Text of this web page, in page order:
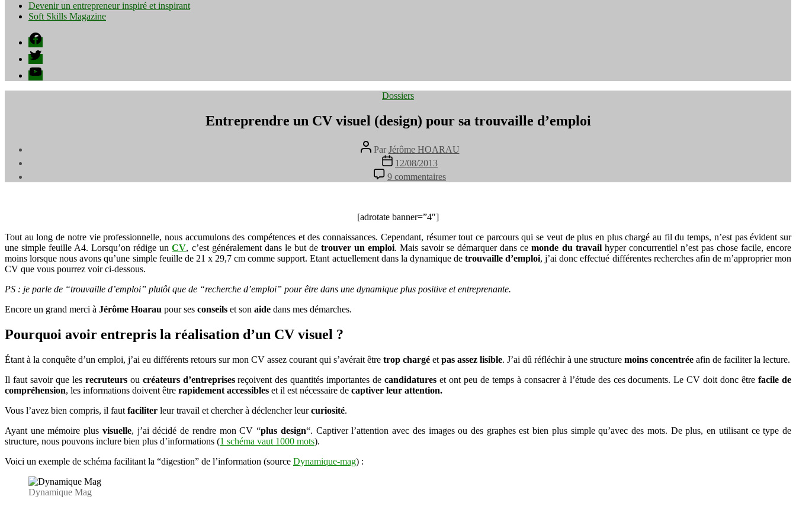
Devenir un entrepreneur inspiré et inspirant
Soft Skills Magazine
Facebook
Twitter
YouTube
Catégories
Dossiers
Entreprendre un CV visuel (design) pour sa trouvaille d’emploi
Auteur
de
l’article
Par Jérôme HOARAU
Date
de
l’article
12/08/2013
9 commentaires
Entreprendre
pour
sa
trouvaille
[adrotate banner=”4″]
Tout au long de notre vie professionnelle, nous accumulons des compétences et des connaissances. Cependant, résumer tout ce parcours qui se veut de plus en plus chargé au fil du temps, n’est pas évident sur
une simple feuille A4. Lorsqu’on rédige unCV, c’est généralement dans le but de trouver un emploi. Mais savoir se démarquer dans cemonde du travailhyper concurrentiel n’est pas chose facile, encore
moins lorsque nous avons qu’une simple feuille de 21 x 29,7 cm comme support. Etant actuellement dans la dynamique de trouvaille d’emploi, j’ai donc effectué différentes recherches afin de m’approprier mon
CV que vous pourrez voir ci-dessous.
PS : je parle de “trouvaille d’emploi” plutôt que de “recherche d’emploi” pour être dans une dynamique plus positive et entreprenante.
Encore un grand merci à Jérôme Hoarau pour ses conseils et son aide dans mes démarches.
Pourquoi avoir entrepris la réalisation d’un CV visuel ?
Étant à la conquête d’un emploi, j’ai eu différents retours sur mon CV assez courant qui s’avérait être trop chargé et pas assez lisible. J’ai dû réfléchir à une structure moins concentrée afin de faciliter la lecture.
Il faut savoir que les recruteursou créateurs d’entreprisesreçoivent des quantités importantes decandidatures et ont peu de temps à consacrer à l’étude des ces documents. Le CV doit donc êtrefacile de
compréhension, les informations doivent être rapidement accessibles et il est nécessaire de captiver leur attention.
Vous l’avez bien compris, il faut faciliter leur travail et chercher à déclencher leurcuriosité.
Ayant une mémoire plus visuelle, j’ai décidé de rendre mon CV “plus design“. Captiver l’attention avec des images ou des graphes est bien plus simple qu’avec des mots. De plus, en utilisant ce type de
structure, nous pouvons inclure bien plus d’informations (1 schéma vaut 1000 mots).
Voici un exemple de schéma facilitant la “digestion” de l’information (source Dynamique-mag) :
Dynamique Mag